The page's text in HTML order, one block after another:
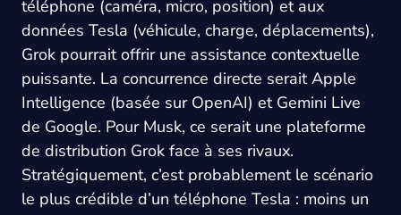
téléphone (caméra, micro, position) et aux
données Tesla (véhicule, charge, déplacements),
Grok pourrait offrir une assistance contextuelle
puissante. La concurrence directe serait Apple
Intelligence (basée sur OpenAI) et Gemini Live
de Google. Pour Musk, ce serait une plateforme
de distribution Grok face à ses rivaux.
Stratégiquement, c’est probablement le scénario
le plus crédible d’un téléphone Tesla : moins un